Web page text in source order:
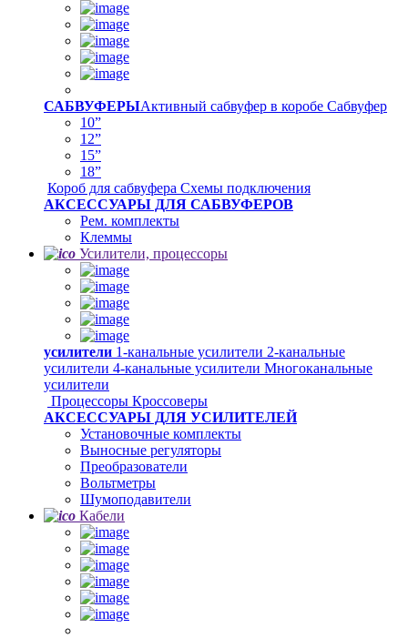
САБВУФЕРЫАктивный сабвуфер в коробе Сабвуфер
10”
12”
15”
18”
Короб для сабвуфера Схемы подключения
АКСЕССУАРЫ ДЛЯ САБВУФЕРОВ
Рем. комплекты
Клеммы
Усилители, процессоры
усилители 1-канальные усилители 2-канальные
усилители 4-канальные усилители Многоканальные
усилители
Процессоры Кроссоверы
АКСЕССУАРЫ ДЛЯ УСИЛИТЕЛЕЙ
Установочные комплекты
Выносные регуляторы
Преобразователи
Вольтметры
Шумоподавители
Кабели